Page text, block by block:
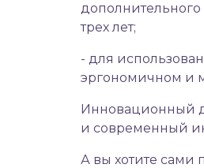
трех лет;
- для
эргономичном и
Инновационный
и современный
А вы хотите сами